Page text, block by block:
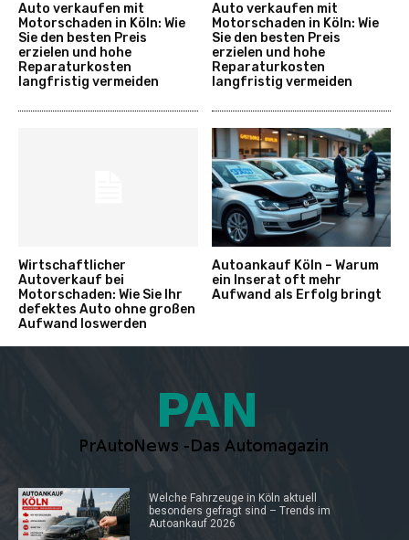
Auto verkaufen mit
Motorschaden in Köln: Wie
Sie den besten Preis
erzielen und hohe
Reparaturkosten
langfristig vermeiden
Auto verkaufen mit
Motorschaden in Köln: Wie
Sie den besten Preis
erzielen und hohe
Reparaturkosten
langfristig vermeiden
Wirtschaftlicher
Autoverkauf bei
Motorschaden: Wie Sie Ihr
defektes Auto ohne großen
Aufwand loswerden
Autoankauf Köln – Warum
ein Inserat oft mehr
Aufwand als Erfolg bringt
Welche Fahrzeuge in Köln aktuell
besonders gefragt sind – Trends im
Autoankauf 2026